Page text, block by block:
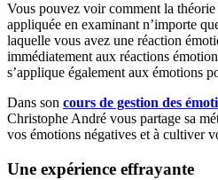
Vous pouvez voir comment la
appliquée en examinant n’importe
laquelle vous avez une réaction
immédiatement aux réactions
s’applique également aux émotions
Dans son cours de gestion des
Christophe André vous partage sa
vos émotions négatives et à cultiver
Une expérience effrayante